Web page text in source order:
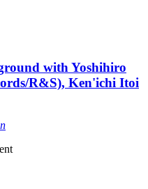
with Yoshihiro
R&S), Ken'ichi Itoi